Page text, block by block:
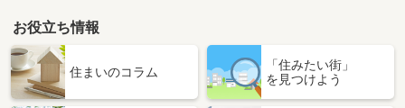
お役立ち情報
住まいのコラム
「住みたい街」
を見つけよう